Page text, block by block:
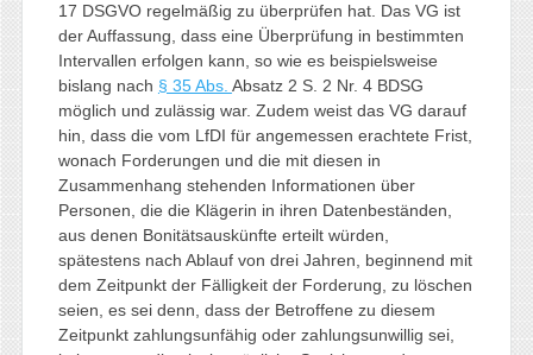
17 DSGVO regelmäßig zu überprüfen hat. Das VG ist
der Auffassung, dass eine Überprüfung in bestimmten
Intervallen erfolgen kann, so wie es beispielsweise
bislang nach § 35 Abs. Absatz 2 S. 2 Nr. 4 BDSG
möglich und zulässig war. Zudem weist das VG darauf
hin, dass die vom LfDI für angemessen erachtete Frist,
wonach Forderungen und die mit diesen in
Zusammenhang stehenden Informationen über
Personen, die die Klägerin in ihren Datenbeständen,
aus denen Bonitätsauskünfte erteilt würden,
spätestens nach Ablauf von drei Jahren, beginnend mit
dem Zeitpunkt der Fälligkeit der Forderung, zu löschen
seien, es sei denn, dass der Betroffene zu diesem
Zeitpunkt zahlungsunfähig oder zahlungsunwillig sei,